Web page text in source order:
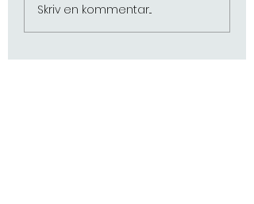
Skriv en kommentar...